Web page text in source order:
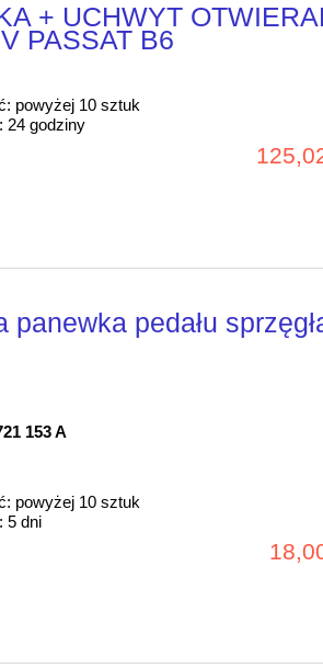
+ UCHWYT
PASSAT B6
powyżej 10 sztuk
24 godziny
panewka pedału
153 A
powyżej 10 sztuk
5 dni